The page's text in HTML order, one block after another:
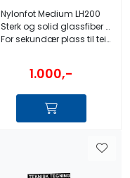
Nylonfot Medium LH200
Sterk og solid glassfiber nylon
For sekundær plass til teinehaler
1.000,-